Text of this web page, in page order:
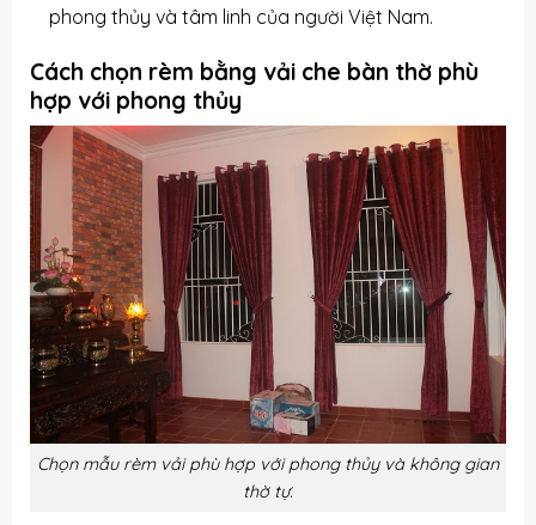
phong thủy và tâm linh của người Việt Nam.
Cách chọn rèm bằng vải che bàn thờ phù
hợp với phong thủy
Chọn mẫu rèm vải phù hợp với phong thủy và không gian
thờ tự.